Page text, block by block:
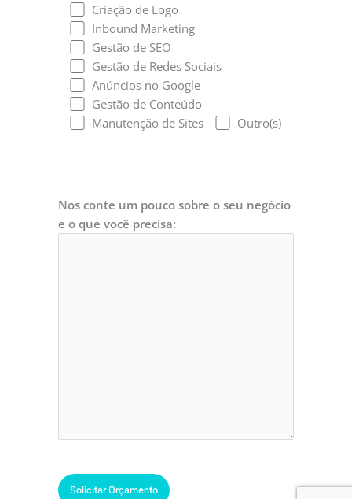
Criação de Logo
Inbound Marketing
Gestão de SEO
Gestão de Redes Sociais
Anúncios no Google
Gestão de Conteúdo
Manutenção de Sites
Outro(s)
Nos conte um pouco sobre o seu negócio
e o que você precisa:
leave